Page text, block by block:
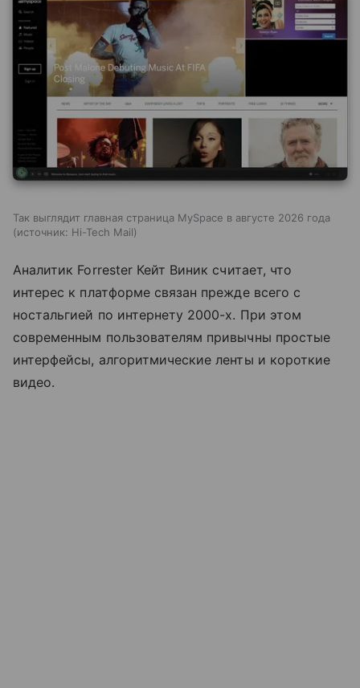
Так выглядит главная страница MySpace в августе 2026 года
источник: Hi-Tech Mail
Аналитик Forrester Кейт Виник считает, что
интерес к платформе связан прежде всего с
ностальгией по интернету 2000-х. При этом
современным пользователям привычны простые
интерфейсы, алгоритмические ленты и короткие
видео.